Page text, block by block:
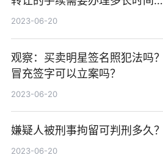
焦点热闻
2023-06-20
观察：买卖明星签名照犯法吗？
冒充签字可以立案吗？
2023-06-20
嫌疑人被刑事拘留可判刑多久？
2023-06-20